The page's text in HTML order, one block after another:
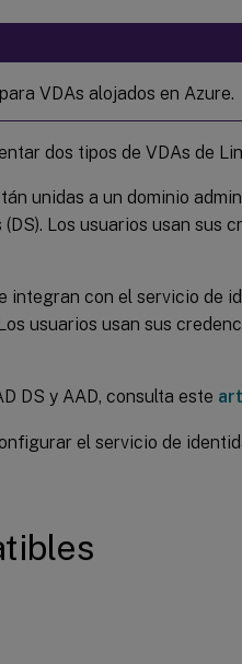
VDAs alojados en Azure.
dos tipos de VDAs de
unidas a un dominio
Los usuarios usan sus
integran con el servicio de
usuarios usan sus
DS y AAD, consulta este
el servicio de